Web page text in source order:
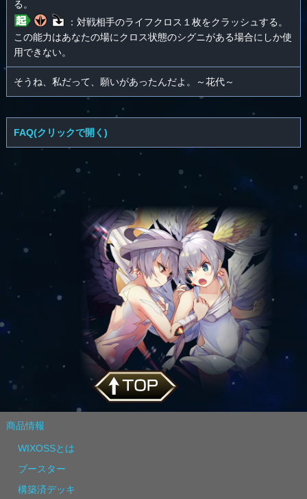
る。
：対戦相手のライフクロス１枚をクラッシュする。
この能力はあなたの場にクロス状態のシグニがある場合にしか使
用できない。
そうね、私だって、願いがあったんだよ。～花代～
FAQ(クリックで開く)
商品情報
WIXOSSとは
ブースター
構築済デッキ